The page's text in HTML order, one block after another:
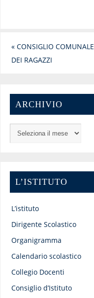
«CONSIGLIO COMUNALE
DEI RAGAZZI
ARCHIVIO
L’ISTITUTO
L’istituto
Dirigente Scolastico
Organigramma
Calendario scolastico
Collegio Docenti
Consiglio d’Istituto